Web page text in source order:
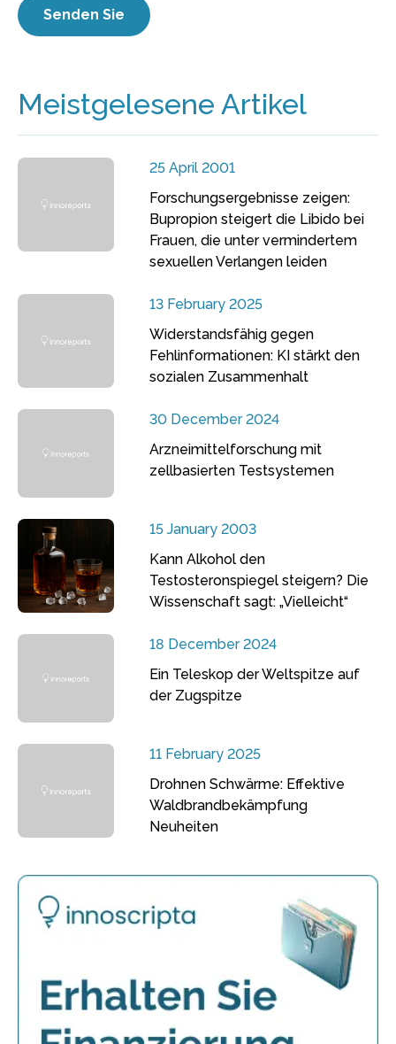
Meistgelesene Artikel
25 April 2001
Forschungsergebnisse zeigen:
Bupropion steigert die Libido bei
Frauen, die unter vermindertem
sexuellen Verlangen leiden
13 February 2025
Widerstandsfähig gegen
Fehlinformationen: KI stärkt den
sozialen Zusammenhalt
30 December 2024
Arzneimittelforschung mit
zellbasierten Testsystemen
15 January 2003
Kann Alkohol den
Testosteronspiegel steigern? Die
Wissenschaft sagt: „Vielleicht“
18 December 2024
Ein Teleskop der Weltspitze auf
der Zugspitze
11 February 2025
Drohnen Schwärme: Effektive
Waldbrandbekämpfung
Neuheiten